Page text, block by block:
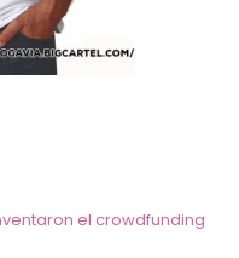
el crowdfunding